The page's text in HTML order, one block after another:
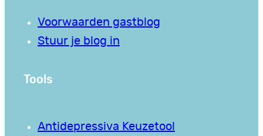
Voorwaarden gastblog
Stuur je blog in
Tools
Antidepressiva Keuzetool